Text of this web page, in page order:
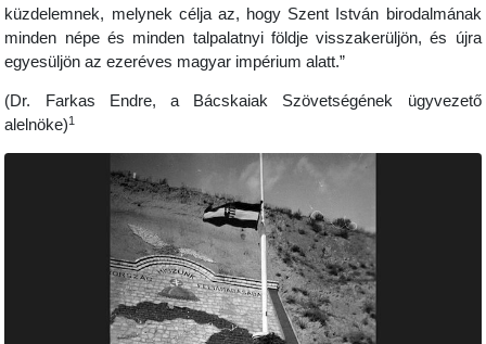
küzdelemnek, melynek célja az, hogy Szent István birodalmának
minden népe és minden talpalatnyi földje visszakerüljön, és újra
egyesüljön az ezeréves magyar impérium alatt.”
(Dr. Farkas Endre, a Bácskaiak Szövetségének ügyvezető
alelnöke)1